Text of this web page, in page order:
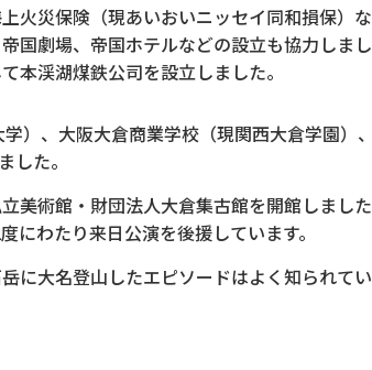
火災保険（現あいおいニッセイ同和損保）
国劇場、帝国ホテルなどの設立も協力しま
本渓湖煤鉄公司を設立しました。
）、大阪大倉商業学校（現関西大倉学園）
た。
美術館・財団法人大倉集古館を開館しまし
わたり来日公演を後援しています。
に大名登山したエピソードはよく知られて